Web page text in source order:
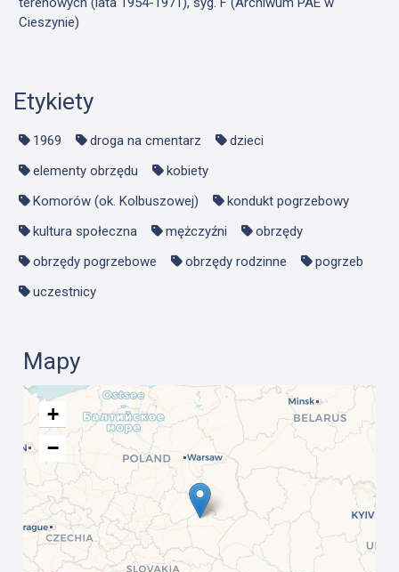
Cieszynie)
Etykiety
1969 droga na cmentarz
dzieci
elementy obrzędu
kobiety
Komorów (ok. Kolbuszowej)
kondukt pogrzebowy
kultura społeczna
mężczyźni
obrzędy
obrzędy pogrzebowe
obrzędy rodzinne
pogrzeb
uczestnicy
Mapy
+
−